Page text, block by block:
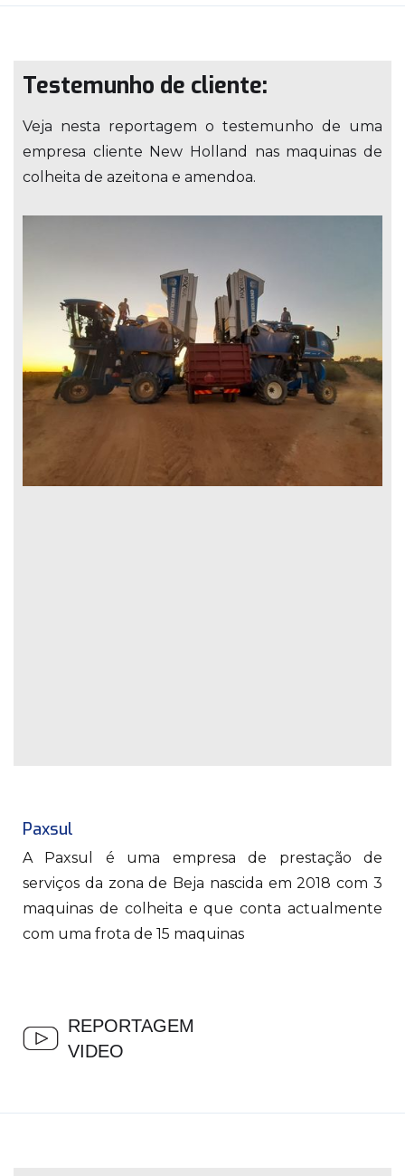
Testemunho de cliente:
Veja nesta reportagem o testemunho de uma
empresa cliente New Holland nas maquinas de
colheita de azeitona e amendoa.
Paxsul
A Paxsul é uma empresa de prestação de
serviços da zona de Beja nascida em 2018 com 3
maquinas de colheita e que conta actualmente
com uma frota de 15 maquinas
REPORTAGEM
VIDEO